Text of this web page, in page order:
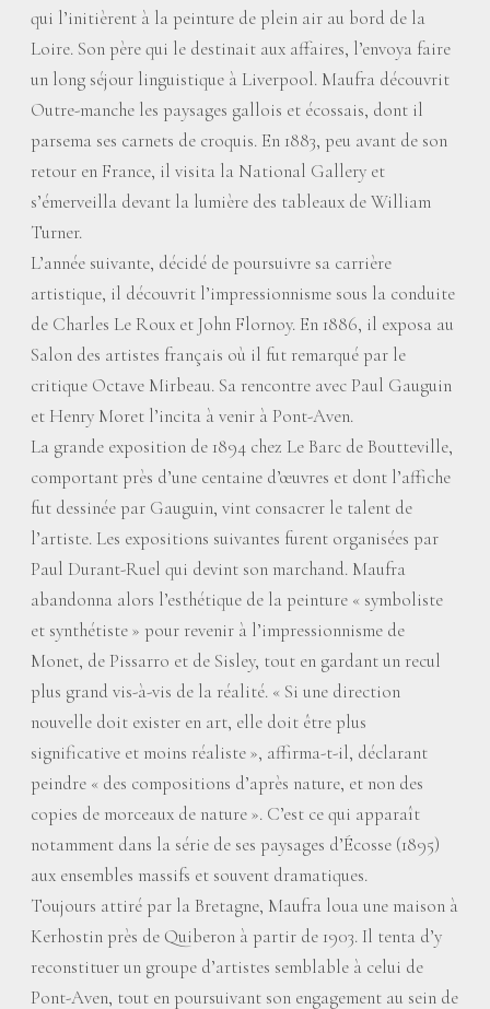
qui l’initièrent à la peinture de plein air au bord de la
Loire. Son père qui le destinait aux affaires, l’envoya faire
un long séjour linguistique à Liverpool. Maufra découvrit
Outre-manche les paysages gallois et écossais, dont il
parsema ses carnets de croquis. En 1883, peu avant de son
retour en France, il visita la National Gallery et
s’émerveilla devant la lumière des tableaux de William
Turner.
L’année suivante, décidé de poursuivre sa carrière
artistique, il découvrit l’impressionnisme sous la conduite
de Charles Le Roux et John Flornoy. En 1886, il exposa au
Salon des artistes français où il fut remarqué par le
critique Octave Mirbeau. Sa rencontre avec Paul Gauguin
et Henry Moret l’incita à venir à Pont-Aven.
La grande exposition de 1894 chez Le Barc de Boutteville,
comportant près d’une centaine d’œuvres et dont l’affiche
fut dessinée par Gauguin, vint consacrer le talent de
l’artiste. Les expositions suivantes furent organisées par
Paul Durant-Ruel qui devint son marchand. Maufra
abandonna alors l’esthétique de la peinture « symboliste
et synthétiste» pour revenir à l’impressionnisme de
Monet, de Pissarro et de Sisley, tout en gardant un recul
plus grand vis-à-vis de la réalité. « Si une direction
nouvelle doit exister en art, elle doit être plus
significative et moins réaliste», affirma-t-il, déclarant
peindre « des compositions d’après nature, et non des
copies de morceaux de nature». C’est ce qui apparaît
notamment dans la série de ses paysages d’Écosse (1895)
aux ensembles massifs et souvent dramatiques.
Toujours attiré par la Bretagne, Maufra loua une maison à
Kerhostin près de Quiberon à partir de 1903. Il tenta d’y
reconstituer un groupe d’artistes semblable à celui de
Pont-Aven, tout en poursuivant son engagement au sein de